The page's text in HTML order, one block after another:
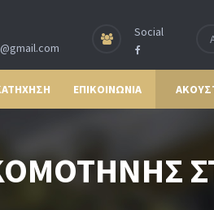
Social
ΕΠΙΚΟΙΝΩΝΙΑ